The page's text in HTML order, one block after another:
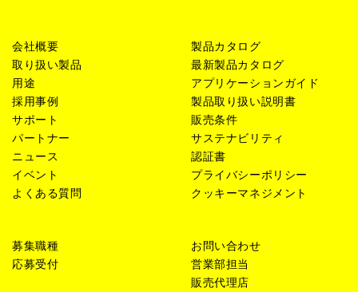
会社概要
取り扱い製品
用途
採用事例
サポート
パートナー
ニュース
イベント
よくある質問
製品カタログ
最新製品カタログ
アプリケーションガイド
製品取り扱い説明書
販売条件
サステナビリティ
認証書
プライバシーポリシー
クッキーマネジメント
募集職種
応募受付
お問い合わせ
営業部担当
販売代理店